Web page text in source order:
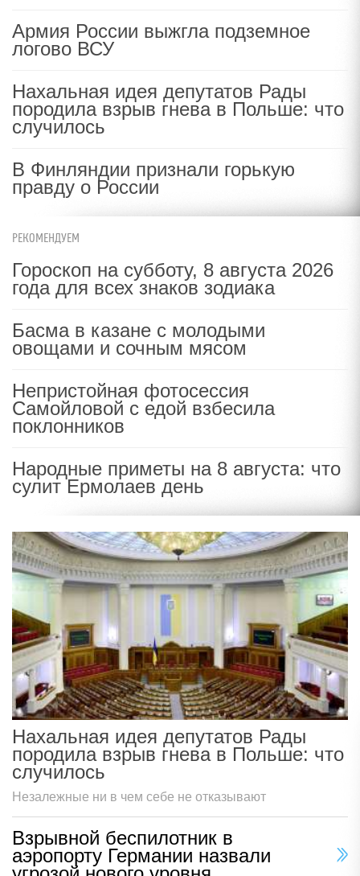
Армия России выжгла подземное
логово ВСУ
Нахальная идея депутатов Рады
породила взрыв гнева в Польше: что
случилось
В Финляндии признали горькую
правду о России
РЕКОМЕНДУЕМ
Гороскоп на субботу, 8 августа 2026
года для всех знаков зодиака
Басма в казане с молодыми
овощами и сочным мясом
Непристойная фотосессия
Самойловой с едой взбесила
поклонников
Народные приметы на 8 августа: что
сулит Ермолаев день
Нахальная идея депутатов Рады
породила взрыв гнева в Польше: что
случилось
Незалежные ни в чем себе не отказывают
Взрывной беспилотник в
аэропорту Германии назвали